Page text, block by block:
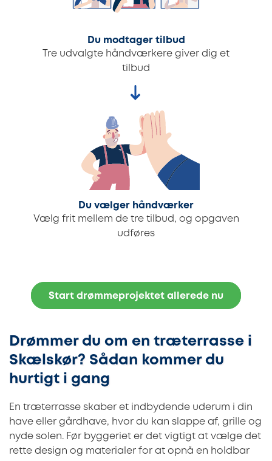
Du modtager tilbud
Tre udvalgte håndværkere giver dig et
tilbud
Du vælger håndværker
Vælg frit mellem de tre tilbud, og opgaven
udføres
Start drømmeprojektet allerede nu
Drømmer du om en træterrasse i
Skælskør? Sådan kommer du
hurtigt i gang
En træterrasse skaber et indbydende uderum i din
have eller gårdhave, hvor du kan slappe af, grille og
nyde solen. Før byggeriet er det vigtigt at vælge det
rette design og materialer for at opnå en holdbar